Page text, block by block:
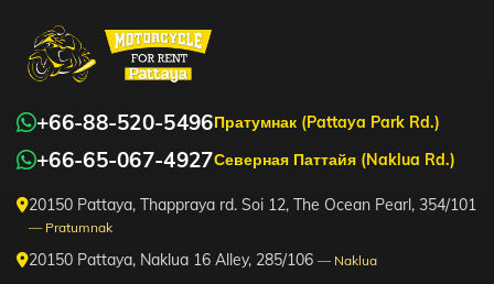
+66-88-520-5496Пратумнак (Pattaya Park Rd.)
+66-65-067-4927Северная Паттайя (Naklua Rd.)
20150 Pattaya, Thappraya rd. Soi 12, The Ocean Pearl, 354/101
— Pratumnak
20150 Pattaya, Naklua 16 Alley, 285/106 — Naklua